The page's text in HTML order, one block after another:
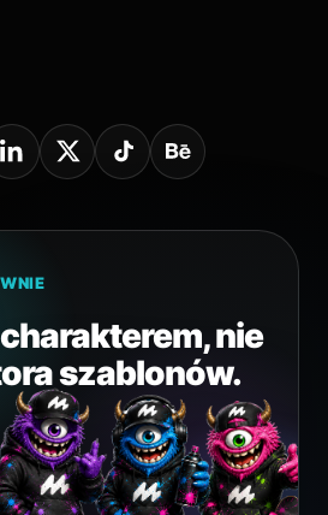
nie
szablonów.